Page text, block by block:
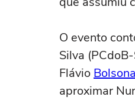
O evento
Silva
Flávio
aproximar